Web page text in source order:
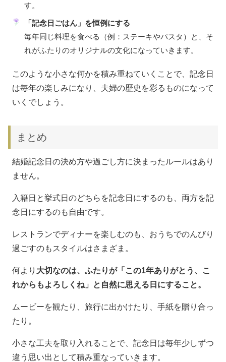
す。
「記念日ごはん」を恒例にする
毎年同じ料理を食べる（例：ステーキやパスタ）と、そ
れがふたりのオリジナルの文化になっていきます。
このような小さな何かを積み重ねていくことで、記念日
は毎年の楽しみになり、夫婦の歴史を彩るものになって
いくでしょう。
まとめ
結婚記念日の決め方や過ごし方に決まったルールはあり
ません。
入籍日と挙式日のどちらを記念日にするのも、両方を記
念日にするのも自由です。
レストランでディナーを楽しむのも、おうちでのんびり
過ごすのもスタイルはさまざま。
何より 大切なのは、ふたりが「この1年ありがとう、こ
れからもよろしくね」と自然に思える日にすること。
ムービーを観たり、旅行に出かけたり、手紙を贈り合っ
たり。
小さな工夫を取り入れることで、記念日は毎年少しずつ
違う思い出として積み重なっていきます。